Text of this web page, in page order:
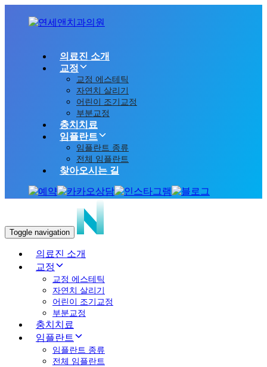
의료진 소개
교정
교정 에스테틱
자연치 살리기
어린이 조기교정
부분교정
충치치료
임플란트
임플란트 종류
전체 임플란트
찾아오시는 길
Toggle navigation
의료진 소개
교정
교정 에스테틱
자연치 살리기
어린이 조기교정
부분교정
충치치료
임플란트
임플란트 종류
전체 임플란트